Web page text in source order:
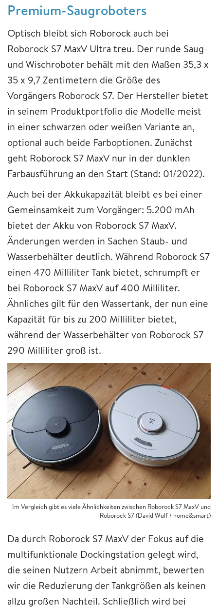
Premium-Saugroboters
Optisch bleibt sich Roborock auch bei
Roborock S7 MaxV Ultra treu. Der runde Saug-
und Wischroboter behält mit den Maßen 35,3 x
35 x 9,7 Zentimetern die Größe des
Vorgängers Roborock S7. Der Hersteller bietet
in seinem Produktportfolio die Modelle meist
in einer schwarzen oder weißen Variante an,
optional auch beide Farboptionen. Zunächst
geht Roborock S7 MaxV nur in der dunklen
Farbausführung an den Start (Stand: 01/2022).
Auch bei der Akkukapazität bleibt es bei einer
Gemeinsamkeit zum Vorgänger: 5.200 mAh
bietet der Akku von Roborock S7 MaxV.
Änderungen werden in Sachen Staub- und
Wasserbehälter deutlich. Während Roborock S7
einen 470 Milliliter Tank bietet, schrumpft er
bei Roborock S7 MaxV auf 400 Milliliter.
Ähnliches gilt für den Wassertank, der nun eine
Kapazität für bis zu 200 Milliliter bietet,
während der Wasserbehälter von Roborock S7
290 Milliliter groß ist.
Im Vergleich gibt es viele Ähnlichkeiten zwischen Roborock S7 MaxV und
Roborock S7 (David Wulf / home&smart)
Da durch Roborock S7 MaxV der Fokus auf die
multifunktionale Dockingstation gelegt wird,
die seinen Nutzern Arbeit abnimmt, bewerten
wir die Reduzierung der Tankgrößen als keinen
allzu großen Nachteil. Schließlich wird bei